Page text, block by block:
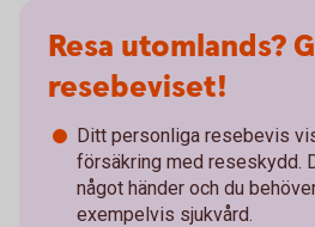
Resa utomlands?
resebeviset!
Ditt personliga resebevis
försäkring med reseskydd.
något händer och du
exempelvis sjukvård.